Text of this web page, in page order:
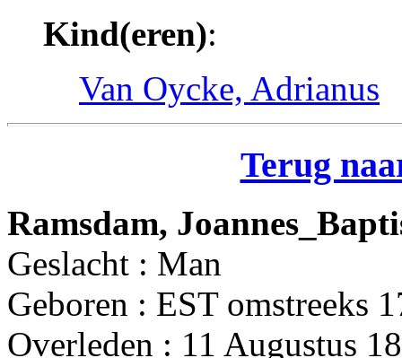
Kind(eren):
Van Oycke, Adrianus
Terug
Ramsdam,
Geslacht : Man
Geboren : EST omstreeks
Overleden : 11 Augustus